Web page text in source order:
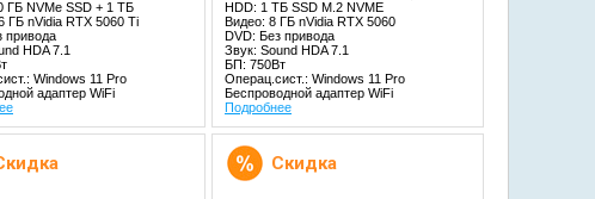
ГБ NVMe SSD + 1 TБ
ГБ nVidia RTX 5060 Ti
привода
HDA 7.1
Windows 11 Pro
адаптер WiFi
HDD: 1 TБ SSD M.2 NVME
Видео: 8 ГБ nVidia RTX 5060
DVD: Без привода
Звук: Sound HDA 7.1
БП: 750Вт
Операц.сист.: Windows 11 Pro
Беспроводной адаптер WiFi
Подробнее
Скидка